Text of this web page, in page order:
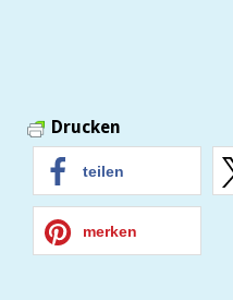
Drucken
teilen
merken